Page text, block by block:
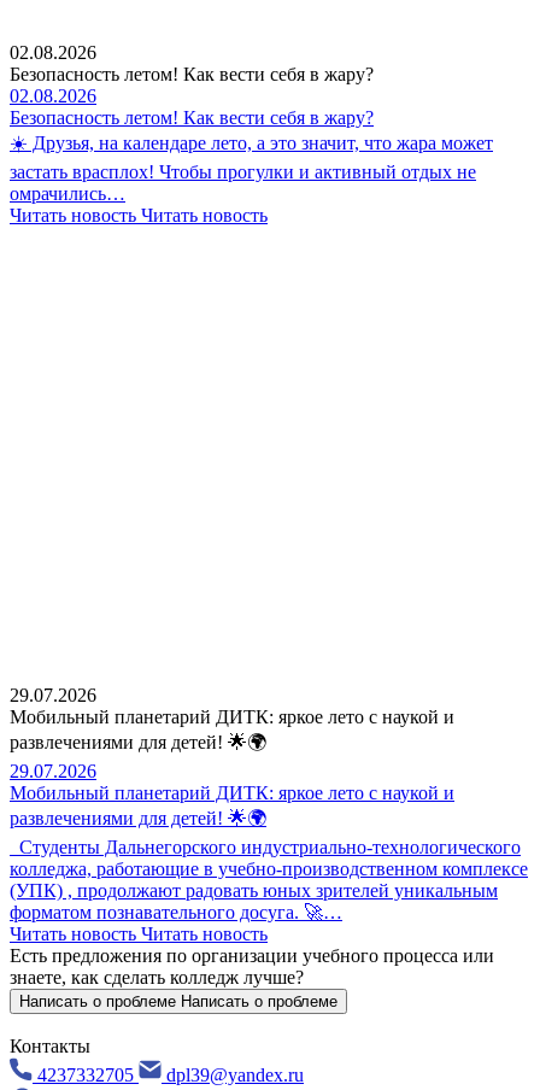
02.08.2026
Безопасность летом! Как вести себя в жару?
02.08.2026
Безопасность летом! Как вести себя в жару?
☀️ Друзья, на календаре лето, а это значит, что жара может
застать врасплох! Чтобы прогулки и активный отдых не
омрачились…
Читать новость Читать новость
29.07.2026
Мобильный планетарий ДИТК: яркое лето с наукой и
развлечениями для детей! 🌟🌍
29.07.2026
Мобильный планетарий ДИТК: яркое лето с наукой и
развлечениями для детей! 🌟🌍
Студенты Дальнегорского индустриально-технологического
колледжа, работающие в учебно-производственном комплексе
(УПК) , продолжают радовать юных зрителей уникальным
форматом познавательного досуга. 🚀…
Читать новость Читать новость
Есть предложения по организации учебного процесса или
знаете, как сделать колледж лучше?
Написать о проблеме Написать о проблеме
Контакты
4237332705
dpl39@yandex.ru